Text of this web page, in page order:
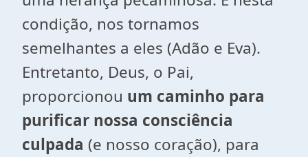
condição, nos tornamos
semelhantes a eles (Adão e Eva).
Entretanto, Deus, o Pai,
proporcionou um caminho para
purificar nossa consciência
culpada (e nosso coração), para